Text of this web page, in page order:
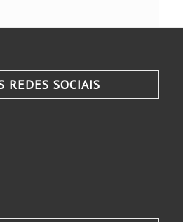
REDES SOCIAIS